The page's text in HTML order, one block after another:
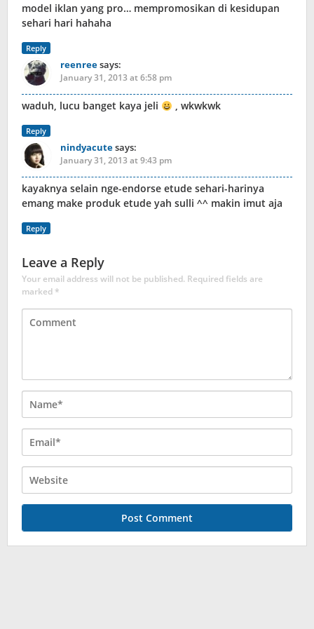
model iklan yang pro… mempromosikan di kesidupan
sehari hari hahaha
Reply
reenreesays:
January 31, 2013 at 6:58 pm
waduh, lucu banget kaya jeli , wkwkwk
Reply
nindyacutesays:
January 31, 2013 at 9:43 pm
kayaknya selain nge-endorse etude sehari-harinya
emang make produk etude yah sulli ^^ makin imut aja
Reply
Leave a Reply
Your email address will not be published. Required fields are
marked*